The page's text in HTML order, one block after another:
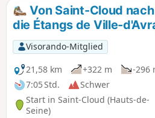
Von Saint-Cloud
die Étangs de Ville-
Visorando-Mitglied
21,58 km
+322 m
-296
7:05 Std.
Schwer
Start in Saint-Cloud (Hauts-de-
Seine)